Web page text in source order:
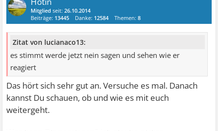
Mitglied seit:26.10.2014
Beiträge: 13445 Danke: 12584 Themen:8
Zitat von lucianaco13:
es stimmt werde jetzt nein sagen und sehen wie er
reagiert
Das hört sich sehr gut an. Versuche es mal. Danach
kannst Du schauen, ob und wie es mit euch
weitergeht.